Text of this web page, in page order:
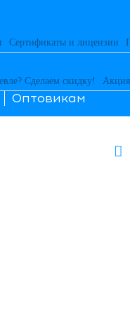
Сертификаты и лицензии
Сделаем скидку! Акция
Оптовикам